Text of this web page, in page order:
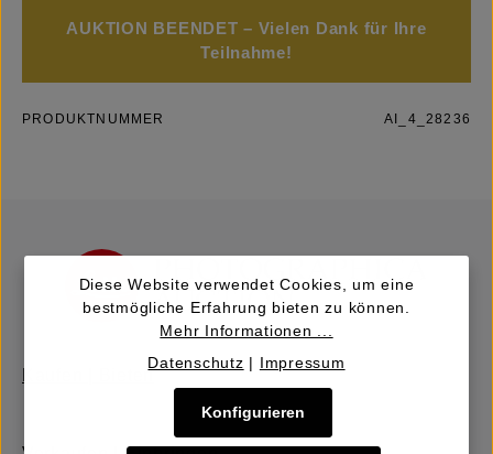
AUKTION BEENDET – Vielen Dank für Ihre
Teilnahme!
PRODUKTNUMMER AI_4_28236
Kaufen | Bieten
Diese Website verwendet Cookies, um eine
bestmögliche Erfahrung bieten zu können.
Mehr Informationen ...
Datenschutz | Impressum
Konfigurieren